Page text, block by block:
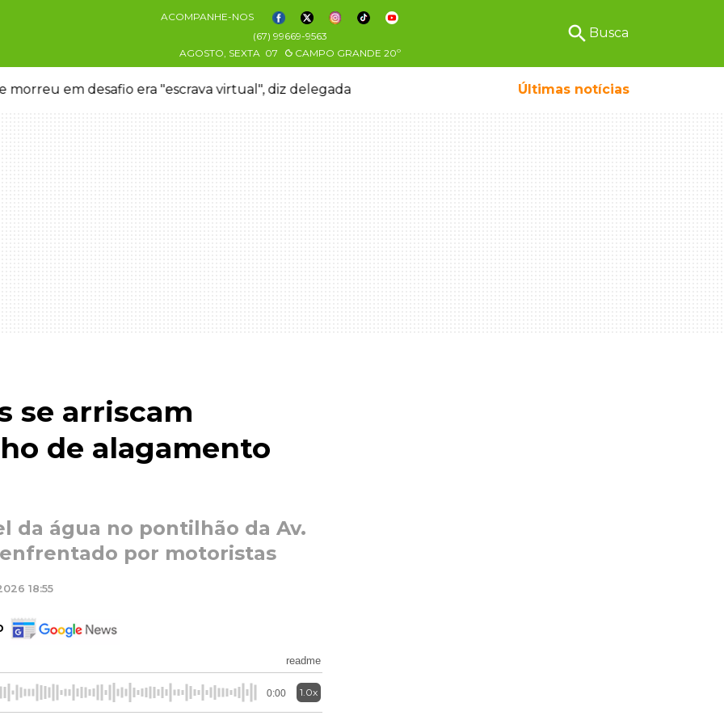
ACOMPANHE-NOS
(67) 99669-9563
AGOSTO, SEXTA 07 CAMPO GRANDE 20º
search Busca
morreu em desafio era "escrava virtual", diz delegada Últimas notícias
se arriscam
de alagamento
da água no pontilhão da Av.
por motoristas
18:55
readme
0:00 1.0x